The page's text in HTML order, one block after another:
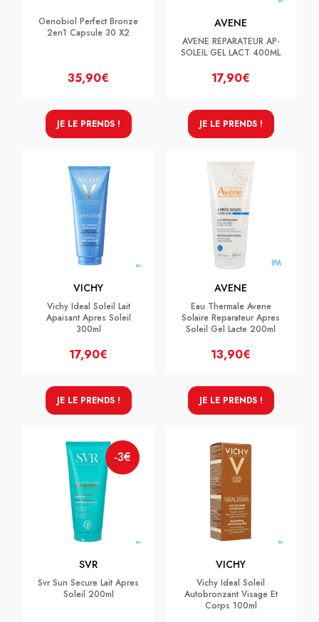
Oenobiol Perfect Bronze
2en1 Capsule 30 X2
35,90€
JE LE PRENDS !
AVENE
AVENE REPARATEUR AP-
SOLEIL GEL LACT 400ML
17,90€
JE LE PRENDS !
VICHY
Vichy Ideal Soleil Lait
Apaisant Apres Soleil
300ml
17,90€
JE LE PRENDS !
AVENE
Eau Thermale Avene
Solaire Reparateur Apres
Soleil Gel Lacte 200ml
13,90€
JE LE PRENDS !
-3€
SVR
Svr Sun Secure Lait Apres
Soleil 200ml
VICHY
Vichy Ideal Soleil
Autobronzant Visage Et
Corps 100ml